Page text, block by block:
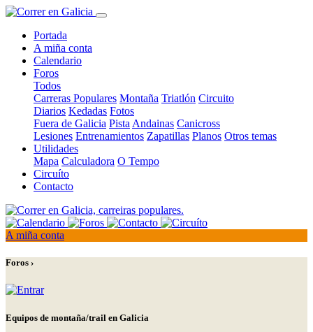
Portada
A miña conta
Calendario
Foros
Todos
Carreras Populares Montaña Triatlón Circuito
Diarios Kedadas Fotos
Fuera de Galicia Pista Andainas Canicross
Lesiones Entrenamientos Zapatillas Planos Otros temas
Utilidades
Mapa Calculadora O Tempo
Circuíto
Contacto
A miña conta
Foros ›
Equipos de montaña/trail en Galicia